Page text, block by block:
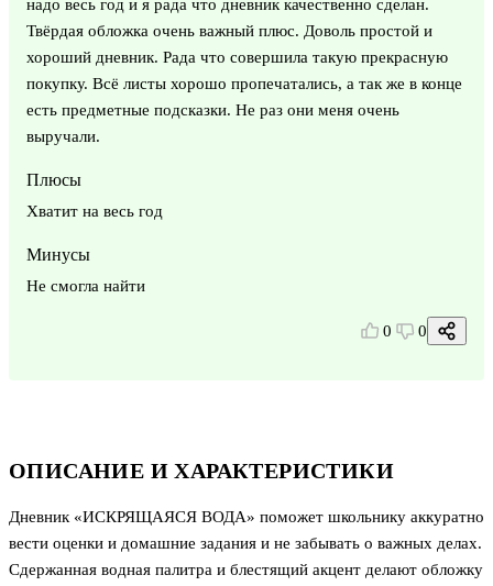
ОПИСАНИЕ И ХАРАКТЕРИСТИКИ
Дневник «ИСКРЯЩАЯСЯ ВОДА» поможет школьнику аккуратно
вести оценки и домашние задания и не забывать о важных делах.
Сдержанная водная палитра и блестящий акцент делают обложку
надо весь год и я рада что дневник качественно сделан.
Твёрдая обложка очень важный плюс. Доволь простой и
хороший дневник. Рада что совершила такую прекрасную
покупку. Всё листы хорошо пропечатались, а так же в конце
есть предметные подсказки. Не раз они меня очень
выручали.
Плюсы
Хватит на весь год
Минусы
Не смогла найти
0 0